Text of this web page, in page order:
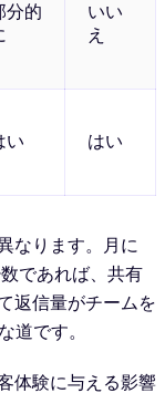
分的
いい
え
い はい
なります。月に
であれば、共有
返信量がチームを
道です。
体験に与える影響